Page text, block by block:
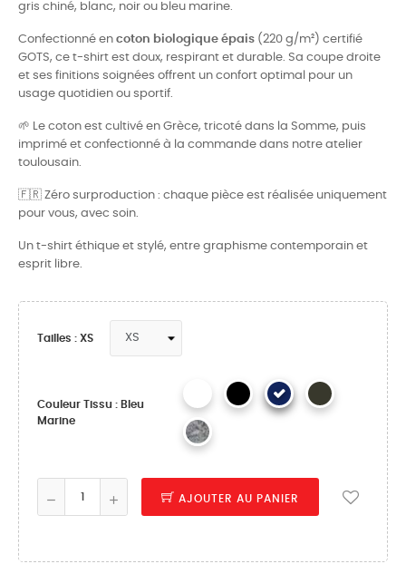
gris chiné, blanc, noir ou bleu marine.
Confectionné en coton biologique épais (220 g/m²) certifié
GOTS, ce t-shirt est doux, respirant et durable. Sa coupe droite
et ses finitions soignées offrent un confort optimal pour un
usage quotidien ou sportif.
🌱 Le coton est cultivé en Grèce, tricoté dans la Somme, puis
imprimé et confectionné à la commande dans notre atelier
toulousain.
🇫🇷 Zéro surproduction : chaque pièce est réalisée uniquement
pour vous, avec soin.
Un t-shirt éthique et stylé, entre graphisme contemporain et
esprit libre.
Tailles : XS
Couleur Tissu : Bleu
Marine
AJOUTER AU PANIER